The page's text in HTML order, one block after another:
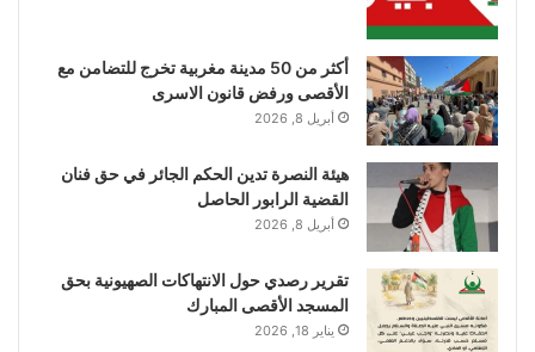
أكثر من 50 مدينة مغربية تخرج للتضامن مع
الأقصى ورفض قانون الاسرى
أبريل 8, 2026
هيئة النصرة تدين الحكم الجائر في حق فنان
القضية الرابور الحاصل
أبريل 8, 2026
تقرير رصدي حول الانتهاكات الصهيونية بحق
المسجد الأقصى المبارك
يناير 18, 2026